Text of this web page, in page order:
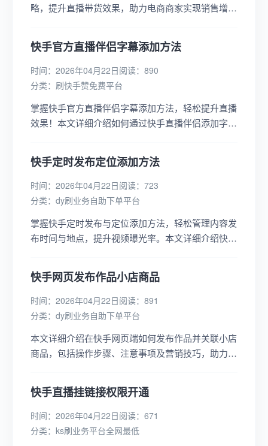
略，提升直播带货效果，助力电商商家实现销售增
快手官方直播伴侣字幕添加方法
时间：2026年04月22日阅读：890
分类： 刷快手赞免费平台
掌握快手官方直播伴侣字幕添加方法，轻松提升直播
效果！本文详细介绍如何通过快手直播伴侣添加字
快手定时发布定位添加方法
时间：2026年04月22日阅读：723
分类： dy刷业务自助下单平台
掌握快手定时发布与定位添加方法，轻松管理内容发
布时间与地点，提升视频曝光率。本文详细介绍快手
快手网页发布作品小店商品
时间：2026年04月22日阅读：891
分类： dy刷业务自助下单平台
本文详细介绍在快手网页端如何发布作品并关联小店
商品，包括操作步骤、注意事项及营销技巧，助力商
快手直播挂链接权限开通
时间：2026年04月22日阅读：671
分类： ks刷业务平台全网最低